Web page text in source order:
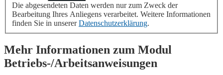
Die abgesendeten Daten werden nur zum Zweck der
Bearbeitung Ihres Anliegens verarbeitet. Weitere Informationen
finden Sie in unsererDatenschutzerklärung.
Mehr Informationen zum Modul
Betriebs-/Arbeitsanweisungen